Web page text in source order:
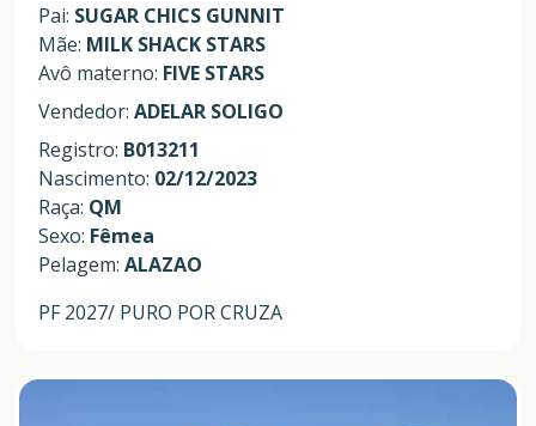
Pai: SUGAR CHICS GUNNIT
Mãe: MILK SHACK STARS
Avô materno: FIVE STARS
Vendedor: ADELAR SOLIGO
Registro: B013211
Nascimento: 02/12/2023
Raça: QM
Sexo: Fêmea
Pelagem: ALAZAO
PF 2027/ PURO POR CRUZA